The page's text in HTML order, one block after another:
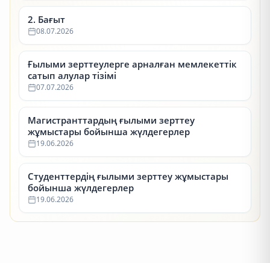
2. Бағыт
08.07.2026
Ғылыми зерттеулерге арналған мемлекеттік
сатып алулар тізімі
07.07.2026
Магистранттардың ғылыми зерттеу
жұмыстары бойынша жүлдегерлер
19.06.2026
Студенттердің ғылыми зерттеу жұмыстары
бойынша жүлдегерлер
19.06.2026